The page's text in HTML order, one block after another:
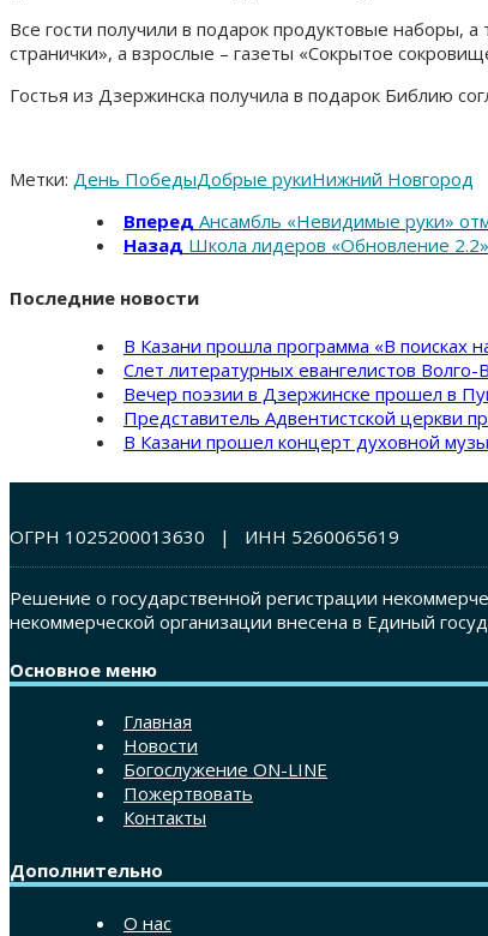
Все гости получили в подарок продуктовые
странички», а взрослые – газеты «Сокрытое
Гостья из Дзержинска получила в подарок Библию
Метки: День ПобедыДобрые рукиНижний Новгород
Вперед Ансамбль «Невидимые руки»
Назад Школа лидеров «Обновление
Последние новости
В Казани прошла программа «В поисках
Слет литературных евангелистов
Вечер поэзии в Дзержинске прошел в
Представитель Адвентистской церкви
В Казани прошел концерт духовной
ОГРН 1025200013630 | ИНН 5260065619
Решение о государственной регистрации
некоммерческой организации внесена в Единый
Основное меню
Главная
Новости
Богослужение ON-LINE
Пожертвовать
Контакты
Дополнительно
О нас